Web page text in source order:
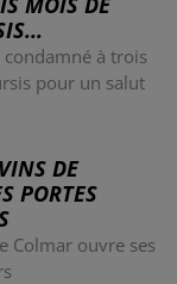
à trois
pour un salut
DE
PORTES
Colmar ouvre ses